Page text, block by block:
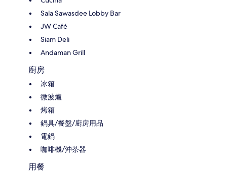
Sala Sawasdee Lobby Bar
JW Café
Siam Deli
Andaman Grill
廚房
冰箱
微波爐
烤箱
鍋具/餐盤/廚房用品
電鍋
咖啡機/沖茶器
用餐